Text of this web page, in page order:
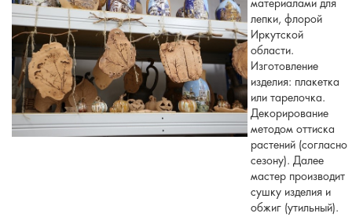
материалами для
лепки, флорой
Иркутской
области.
Изготовление
изделия: плакетка
или тарелочка.
Декорирование
методом оттиска
растений (согласно
сезону). Далее
мастер производит
сушку изделия и
обжиг (утильный).